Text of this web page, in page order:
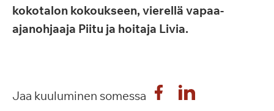
kokotalon kokoukseen, vierellä vapaa-
ajanohjaaja Piitu ja hoitaja Livia.
Jaa kuuluminen somessa